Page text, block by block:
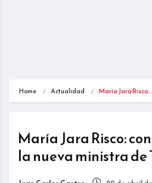
Home Actualidad María Jara Risco:…
María Jara Risco:
la nueva ministra de